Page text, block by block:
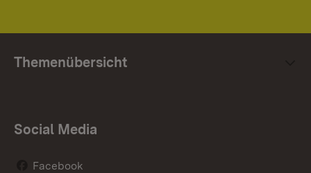
Themenübersicht
Social Media
Facebook